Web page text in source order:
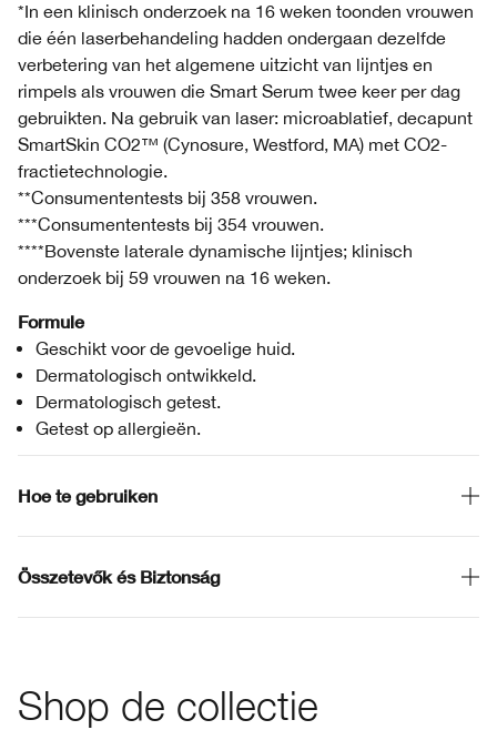
*In een klinisch onderzoek na 16 weken toonden vrouwen
die één laserbehandeling hadden ondergaan dezelfde
verbetering van het algemene uitzicht van lijntjes en
rimpels als vrouwen die Smart Serum twee keer per dag
gebruikten. Na gebruik van laser: microablatief, decapunt
SmartSkin CO2™ (Cynosure, Westford, MA) met CO2-
fractietechnologie.
**Consumententests bij 358 vrouwen.
***Consumententests bij 354 vrouwen.
****Bovenste laterale dynamische lijntjes; klinisch
onderzoek bij 59 vrouwen na 16 weken.
Formule
Geschikt voor de gevoelige huid.
Dermatologisch ontwikkeld.
Dermatologisch getest.
Getest op allergieën.
Hoe te gebruiken
Összetevők és Biztonság
Shop de collectie